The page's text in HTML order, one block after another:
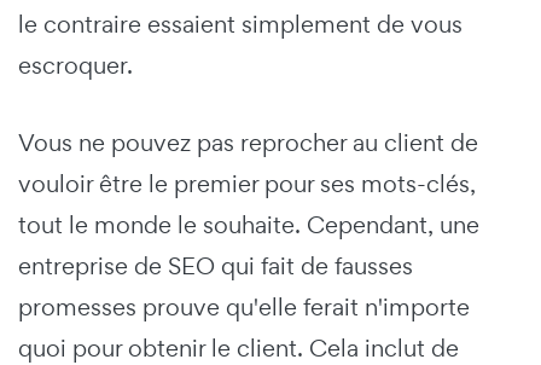
le contraire essaient simplement de vous
escroquer.
Vous ne pouvez pas reprocher au client de
vouloir être le premier pour ses mots-clés,
tout le monde le souhaite. Cependant, une
entreprise de SEO qui fait de fausses
promesses prouve qu'elle ferait n'importe
quoi pour obtenir le client. Cela inclut de